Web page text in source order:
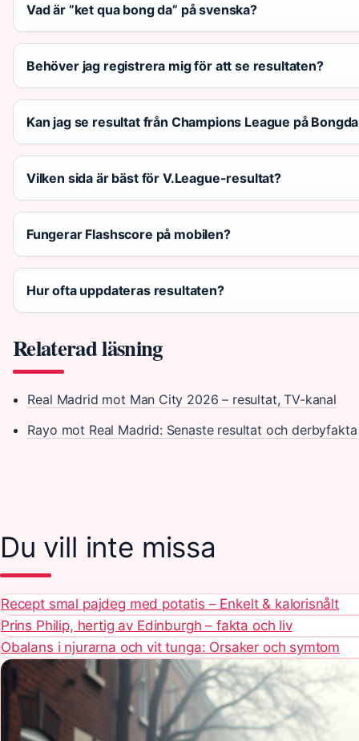
Vad är ”ket qua bong da” på svenska?
Behöver jag registrera mig för att se resultaten?
Kan jag se resultat från Champions League på
Vilken sida är bäst för V.League-resultat?
Fungerar Flashscore på mobilen?
Hur ofta uppdateras resultaten?
Relaterad läsning
Real Madrid mot Man City 2026 – resultat, TV-kanal
Rayo mot Real Madrid: Senaste resultat och derbyfakta
Du vill inte missa
Recept smal pajdeg med potatis – Enkelt & kalorisnålt
Prins Philip, hertig av Edinburgh – fakta och liv
Obalans i njurarna och vit tunga: Orsaker och symtom